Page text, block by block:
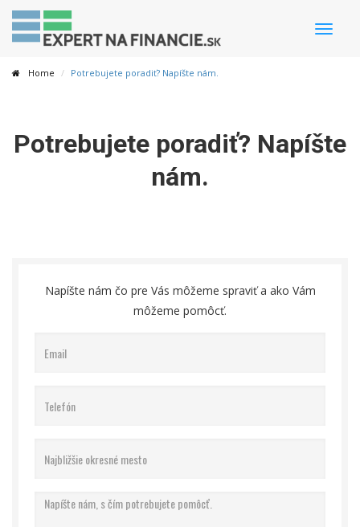
Toggle
Home Potrebujete poradiť? Napíšte nám.
Potrebujete poradiť? Napíšte
nám.
Napíšte nám čo pre Vás môžeme spraviť a ako Vám
môžeme pomôcť.